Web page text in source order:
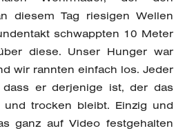
diesem Tag riesigen Wellen
schwappten 10 Meter
diese. Unser Hunger war
wir rannten einfach los. Jeder
er derjenige ist, der das
und trocken bleibt. Einzig und
ganz auf Video festgehalten